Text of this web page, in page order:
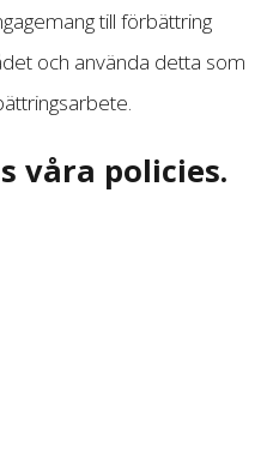
till förbättring
och använda detta som
våra policies.